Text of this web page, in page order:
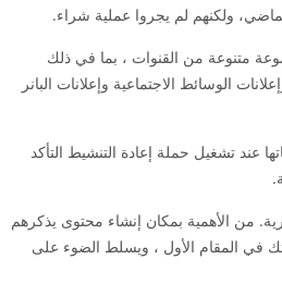
ولكنهم لم يجروا عملية شراء.
متنوعة من القنوات ، بما في ذلك
الوسائط الاجتماعية وإعلانات البانر
عند تشغيل حملة إعادة التنشيط التأكد
من الأهمية بمكان إنشاء محتوى يذكرهم
في المقام الأول ، ويسلط الضوء على